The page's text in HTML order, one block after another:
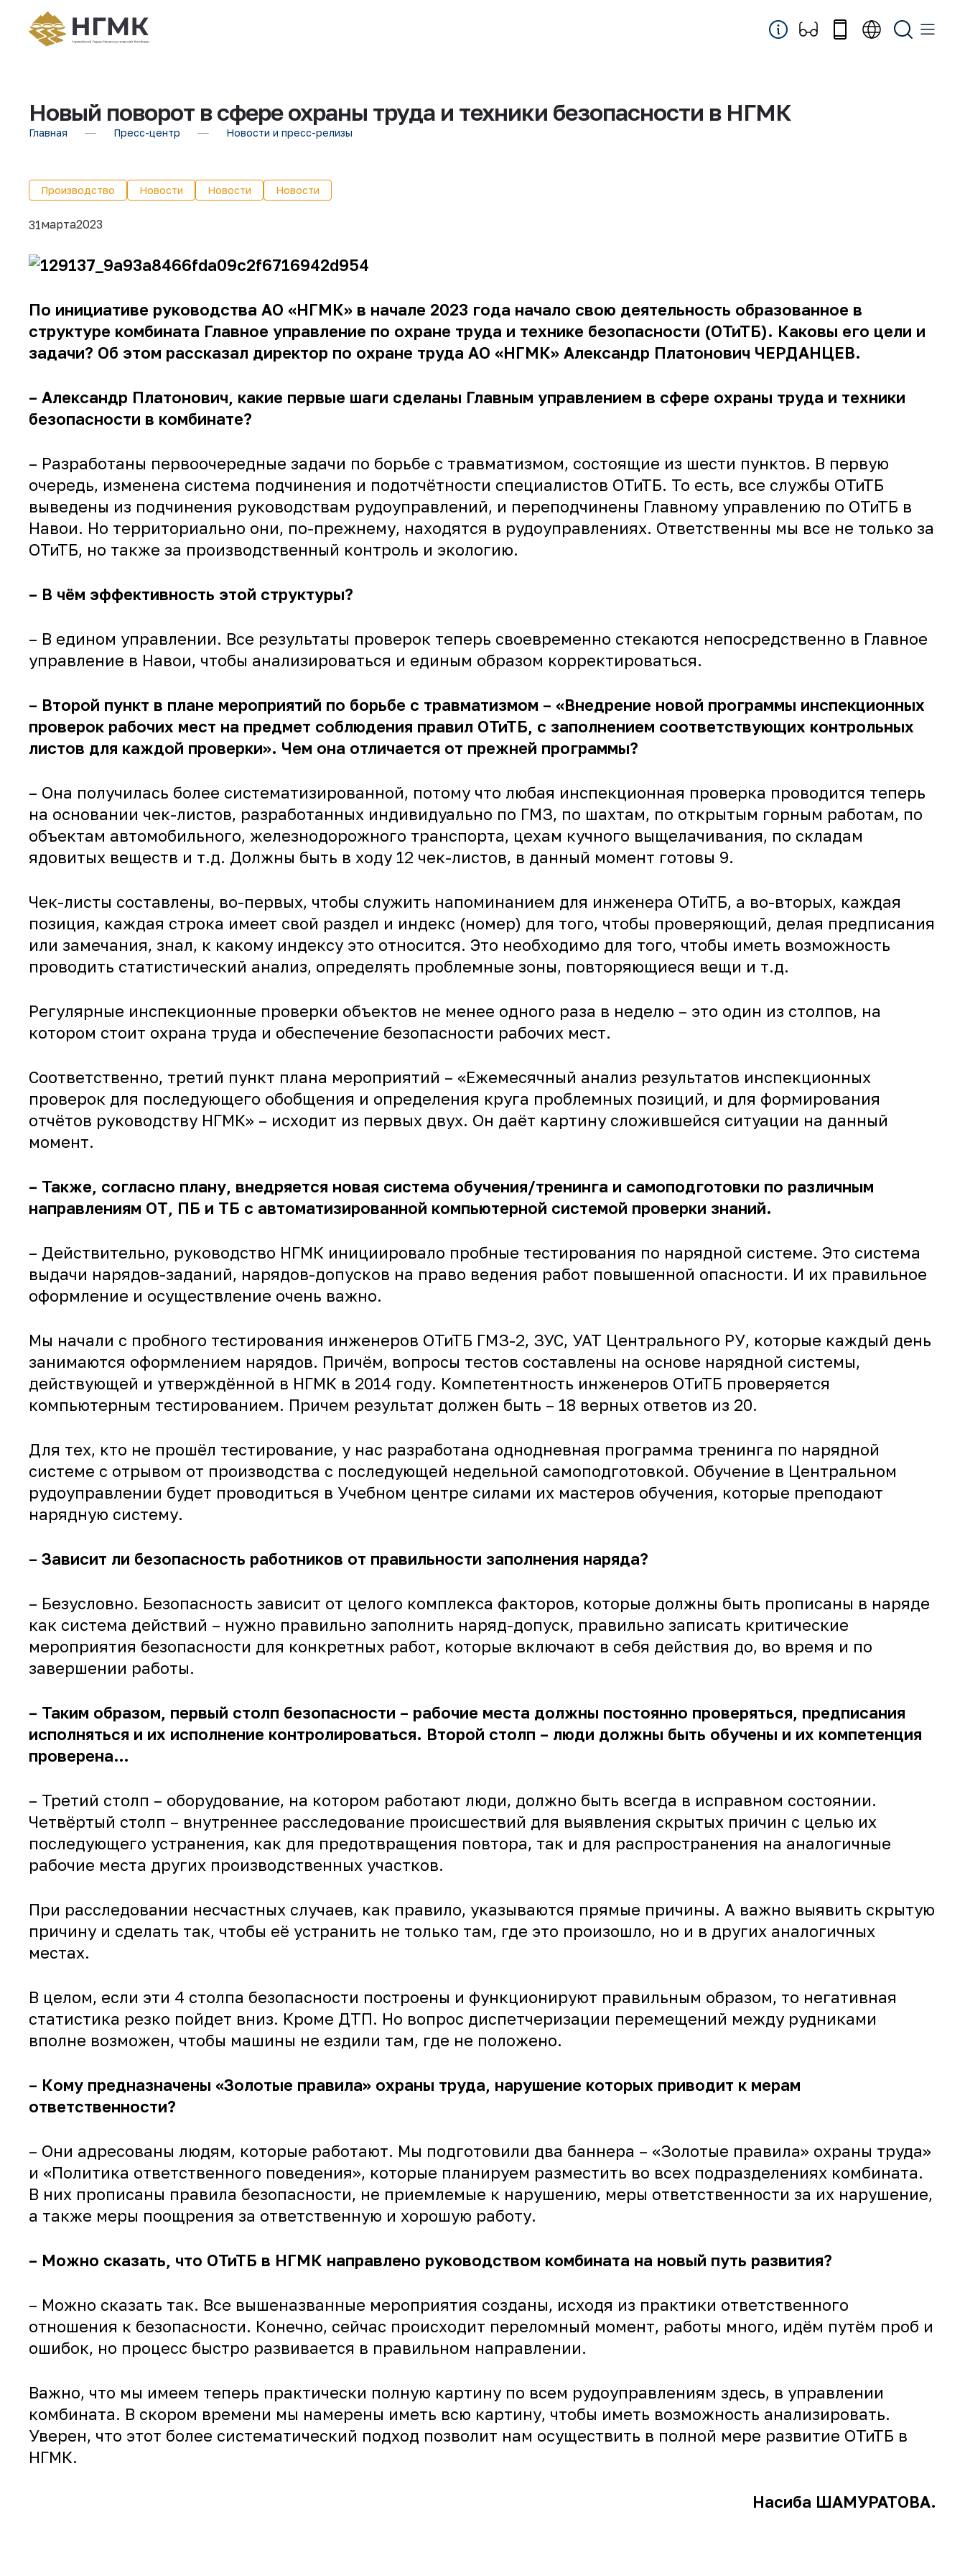
Новый поворот в сфере охраны труда и техники безопасности в НГМК
Главная Пресс-центр Новости и пресс-релизы
Производство Новости Новости Новости
31марта2023
По инициативе руководства АО «НГМК» в начале 2023 года начало свою деятельность образованное в
структуре комбината Главное управление по охране труда и технике безопасности (ОТиТБ). Каковы его цели и
задачи? Об этом рассказал директор по охране труда АО «НГМК» Александр Платонович ЧЕРДАНЦЕВ.
– Александр Платонович, какие первые шаги сделаны Главным управлением в сфере охраны труда и техники
безопасности в комбинате?
– Разработаны первоочередные задачи по борьбе с травматизмом, состоящие из шести пунктов. В первую
очередь, изменена система подчинения и подотчётности специалистов ОТиТБ. То есть, все службы ОТиТБ
выведены из подчинения руководствам рудоуправлений, и переподчинены Главному управлению по ОТиТБ в
Навои. Но территориально они, по-прежнему, находятся в рудоуправлениях. Ответственны мы все не только за
ОТиТБ, но также за производственный контроль и экологию.
– В чём эффективность этой структуры?
– В едином управлении. Все результаты проверок теперь своевременно стекаются непосредственно в Главное
управление в Навои, чтобы анализироваться и единым образом корректироваться.
– Второй пункт в плане мероприятий по борьбе с травматизмом – «Внедрение новой программы инспекционных
проверок рабочих мест на предмет соблюдения правил ОТиТБ, с заполнением соответствующих контрольных
листов для каждой проверки». Чем она отличается от прежней программы?
– Она получилась более систематизированной, потому что любая инспекционная проверка проводится теперь
на основании чек-листов, разработанных индивидуально по ГМЗ, по шахтам, по открытым горным работам, по
объектам автомобильного, железнодорожного транспорта, цехам кучного выщелачивания, по складам
ядовитых веществ и т.д. Должны быть в ходу 12 чек-листов, в данный момент готовы 9.
Чек-листы составлены, во-первых, чтобы служить напоминанием для инженера ОТиТБ, а во-вторых, каждая
позиция, каждая строка имеет свой раздел и индекс (номер) для того, чтобы проверяющий, делая предписания
или замечания, знал, к какому индексу это относится. Это необходимо для того, чтобы иметь возможность
проводить статистический анализ, определять проблемные зоны, повторяющиеся вещи и т.д.
Регулярные инспекционные проверки объектов не менее одного раза в неделю – это один из столпов, на
котором стоит охрана труда и обеспечение безопасности рабочих мест.
Соответственно, третий пункт плана мероприятий – «Ежемесячный анализ результатов инспекционных
проверок для последующего обобщения и определения круга проблемных позиций, и для формирования
отчётов руководству НГМК» – исходит из первых двух. Он даёт картину сложившейся ситуации на данный
момент.
– Также, согласно плану, внедряется новая система обучения/тренинга и самоподготовки по различным
направлениям ОТ, ПБ и ТБ с автоматизированной компьютерной системой проверки знаний.
– Действительно, руководство НГМК инициировало пробные тестирования по нарядной системе. Это система
выдачи нарядов-заданий, нарядов-допусков на право ведения работ повышенной опасности. И их правильное
оформление и осуществление очень важно.
Мы начали с пробного тестирования инженеров ОТиТБ ГМЗ-2, ЗУС, УАТ Центрального РУ, которые каждый день
занимаются оформлением нарядов. Причём, вопросы тестов составлены на основе нарядной системы,
действующей и утверждённой в НГМК в 2014 году. Компетентность инженеров ОТиТБ проверяется
компьютерным тестированием. Причем результат должен быть – 18 верных ответов из 20.
Для тех, кто не прошёл тестирование, у нас разработана однодневная программа тренинга по нарядной
системе с отрывом от производства с последующей недельной самоподготовкой. Обучение в Центральном
рудоуправлении будет проводиться в Учебном центре силами их мастеров обучения, которые преподают
нарядную систему.
– Зависит ли безопасность работников от правильности заполнения наряда?
– Безусловно. Безопасность зависит от целого комплекса факторов, которые должны быть прописаны в наряде
как система действий – нужно правильно заполнить наряд-допуск, правильно записать критические
мероприятия безопасности для конкретных работ, которые включают в себя действия до, во время и по
завершении работы.
– Таким образом, первый столп безопасности – рабочие места должны постоянно проверяться, предписания
исполняться и их исполнение контролироваться. Второй столп – люди должны быть обучены и их компетенция
проверена…
– Третий столп – оборудование, на котором работают люди, должно быть всегда в исправном состоянии.
Четвёртый столп – внутреннее расследование происшествий для выявления скрытых причин с целью их
последующего устранения, как для предотвращения повтора, так и для распространения на аналогичные
рабочие места других производственных участков.
При расследовании несчастных случаев, как правило, указываются прямые причины. А важно выявить скрытую
причину и сделать так, чтобы её устранить не только там, где это произошло, но и в других аналогичных
местах.
В целом, если эти 4 столпа безопасности построены и функционируют правильным образом, то негативная
статистика резко пойдет вниз. Кроме ДТП. Но вопрос диспетчеризации перемещений между рудниками
вполне возможен, чтобы машины не ездили там, где не положено.
– Кому предназначены «Золотые правила» охраны труда, нарушение которых приводит к мерам
ответственности?
– Они адресованы людям, которые работают. Мы подготовили два баннера – «Золотые правила» охраны труда»
и «Политика ответственного поведения», которые планируем разместить во всех подразделениях комбината.
В них прописаны правила безопасности, не приемлемые к нарушению, меры ответственности за их нарушение,
а также меры поощрения за ответственную и хорошую работу.
– Можно сказать, что ОТиТБ в НГМК направлено руководством комбината на новый путь развития?
– Можно сказать так. Все вышеназванные мероприятия созданы, исходя из практики ответственного
отношения к безопасности. Конечно, сейчас происходит переломный момент, работы много, идём путём проб и
ошибок, но процесс быстро развивается в правильном направлении.
Важно, что мы имеем теперь практически полную картину по всем рудоуправлениям здесь, в управлении
комбината. В скором времени мы намерены иметь всю картину, чтобы иметь возможность анализировать.
Уверен, что этот более систематический подход позволит нам осуществить в полной мере развитие ОТиТБ в
НГМК.
Насиба ШАМУРАТОВА.